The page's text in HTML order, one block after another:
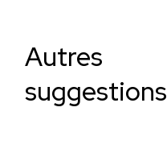
Autres
suggestions